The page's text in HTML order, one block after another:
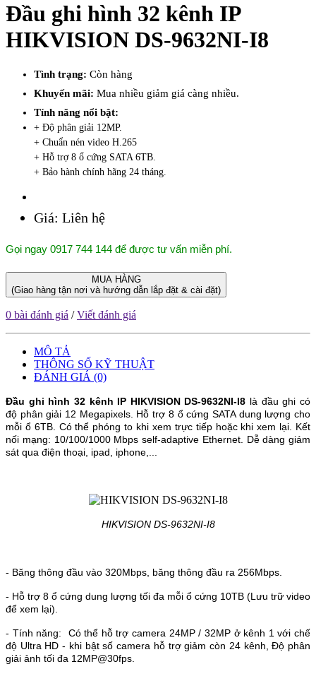
Đầu ghi hình 32 kênh IP
HIKVISION DS-9632NI-I8
Tình trạng: Còn hàng
Khuyến mãi: Mua nhiều giảm giá càng nhiều.
Tính năng nổi bật:
+ Độ phân giải 12MP.
+ Chuẩn nén video H.265
+ Hỗ trợ 8 ổ cứng SATA 6TB.
+ Bảo hành chính hãng 24 tháng.
Giá: Liên hệ
Gọi ngay 0917 744 144 để được tư vấn miễn phí.
MUA HÀNG
(Giao hàng tận nơi và hướng dẫn lắp đặt & cài đặt)
0 bài đánh giá /Viết đánh giá
MÔ TẢ
THÔNG SỐ KỸ THUẬT
ĐÁNH GIÁ (0)
Đầu ghi hình 32 kênh IP HIKVISION DS-9632NI-I8 là đầu ghi có
độ phân giải 12 Megapixels. Hỗ trợ 8 ổ cứng SATA dung lượng cho
mỗi ổ 6TB. Có thể phóng to khi xem trực tiếp hoặc khi xem lại. Kết
nối mạng: 10/100/1000 Mbps self-adaptive Ethernet. Dễ dàng giám
sát qua điện thoại, ipad, iphone,...
HIKVISION DS-9632NI-I8
- Băng thông đầu vào 320Mbps, băng thông đầu ra 256Mbps.
- Hỗ trợ 8 ổ cứng dung lượng tối đa mỗi ổ cứng 10TB (Lưu trữ video
để xem lại).
- Tính năng: Có thể hỗ trợ camera 24MP / 32MP ở kênh 1 với chế
độ Ultra HD - khi bật số camera hỗ trợ giảm còn 24 kênh, Độ phân
giải ảnh tối đa 12MP@30fps.